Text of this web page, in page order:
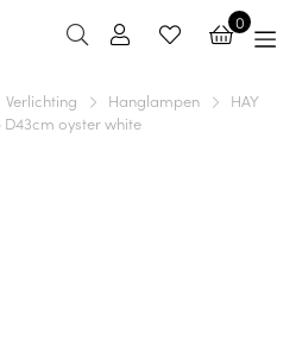
0
Verlichting Hanglampen
HAY
oyster white